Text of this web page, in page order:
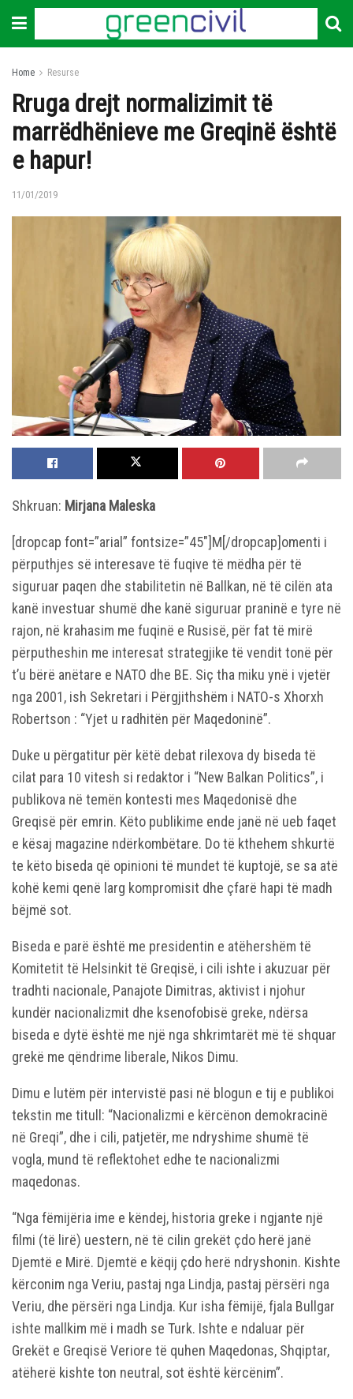
Home Resurse
Rruga drejt normalizimit të
marrëdhënieve me Greqinë është
e hapur!
11/01/2019
Shkruan: Mirjana Maleska
[dropcap font=”arial” fontsize=”45″]M[/dropcap]omenti i
përputhjes së interesave të fuqive të mëdha për të
siguruar paqen dhe stabilitetin në Ballkan, në të cilën ata
kanë investuar shumë dhe kanë siguruar praninë e tyre në
rajon, në krahasim me fuqinë e Rusisë, për fat të mirë
përputheshin me interesat strategjike të vendit tonë për
t’u bërë anëtare e NATO dhe BE. Siç tha miku ynë i vjetër
nga 2001, ish Sekretari i Përgjithshëm i NATO-s Xhorxh
Robertson : “Yjet u radhitën për Maqedoninë”.
Duke u përgatitur për këtë debat rilexova dy biseda të
cilat para 10 vitesh si redaktor i “New Balkan Politics”, i
publikova në temën kontesti mes Maqedonisë dhe
Greqisë për emrin. Këto publikime ende janë në ueb faqet
e kësaj magazine ndërkombëtare. Do të kthehem shkurtë
te këto biseda që opinioni të mundet të kuptojë, se sa atë
kohë kemi qenë larg kompromisit dhe çfarë hapi të madh
bëjmë sot.
Biseda e parë është me presidentin e atëhershëm të
Komitetit të Helsinkit të Greqisë, i cili ishte i akuzuar për
tradhti nacionale, Panajote Dimitras, aktivist i njohur
kundër nacionalizmit dhe ksenofobisë greke, ndërsa
biseda e dytë është me një nga shkrimtarët më të shquar
grekë me qëndrime liberale, Nikos Dimu.
Dimu e lutëm për intervistë pasi në blogun e tij e publikoi
tekstin me titull: “Nacionalizmi e kërcënon demokracinë
në Greqi”, dhe i cili, patjetër, me ndryshime shumë të
vogla, mund të reflektohet edhe te nacionalizmi
maqedonas.
“Nga fëmijëria ime e këndej, historia greke i ngjante një
filmi (të lirë) uestern, në të cilin grekët çdo herë janë
Djemtë e Mirë. Djemtë e këqij çdo herë ndryshonin. Kishte
kërconim nga Veriu, pastaj nga Lindja, pastaj përsëri nga
Veriu, dhe përsëri nga Lindja. Kur isha fëmijë, fjala Bullgar
ishte mallkim më i madh se Turk. Ishte e ndaluar për
Grekët e Greqisë Veriore të quhen Maqedonas, Shqiptar,
atëherë kishte ton neutral, sot është kërcënim”.